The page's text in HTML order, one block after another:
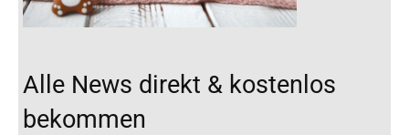
Alle News direkt & kostenlos
bekommen